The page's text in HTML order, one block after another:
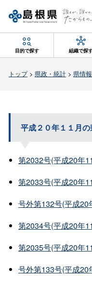
目的で探す 組織で探
トップ> 県政・統計> 県情
平成２０年１１月の
第2032号(平成20年
第2033号(平成20年
号外第132号(平成
第2034号(平成20年
第2035号(平成20年
号外第133号(平成